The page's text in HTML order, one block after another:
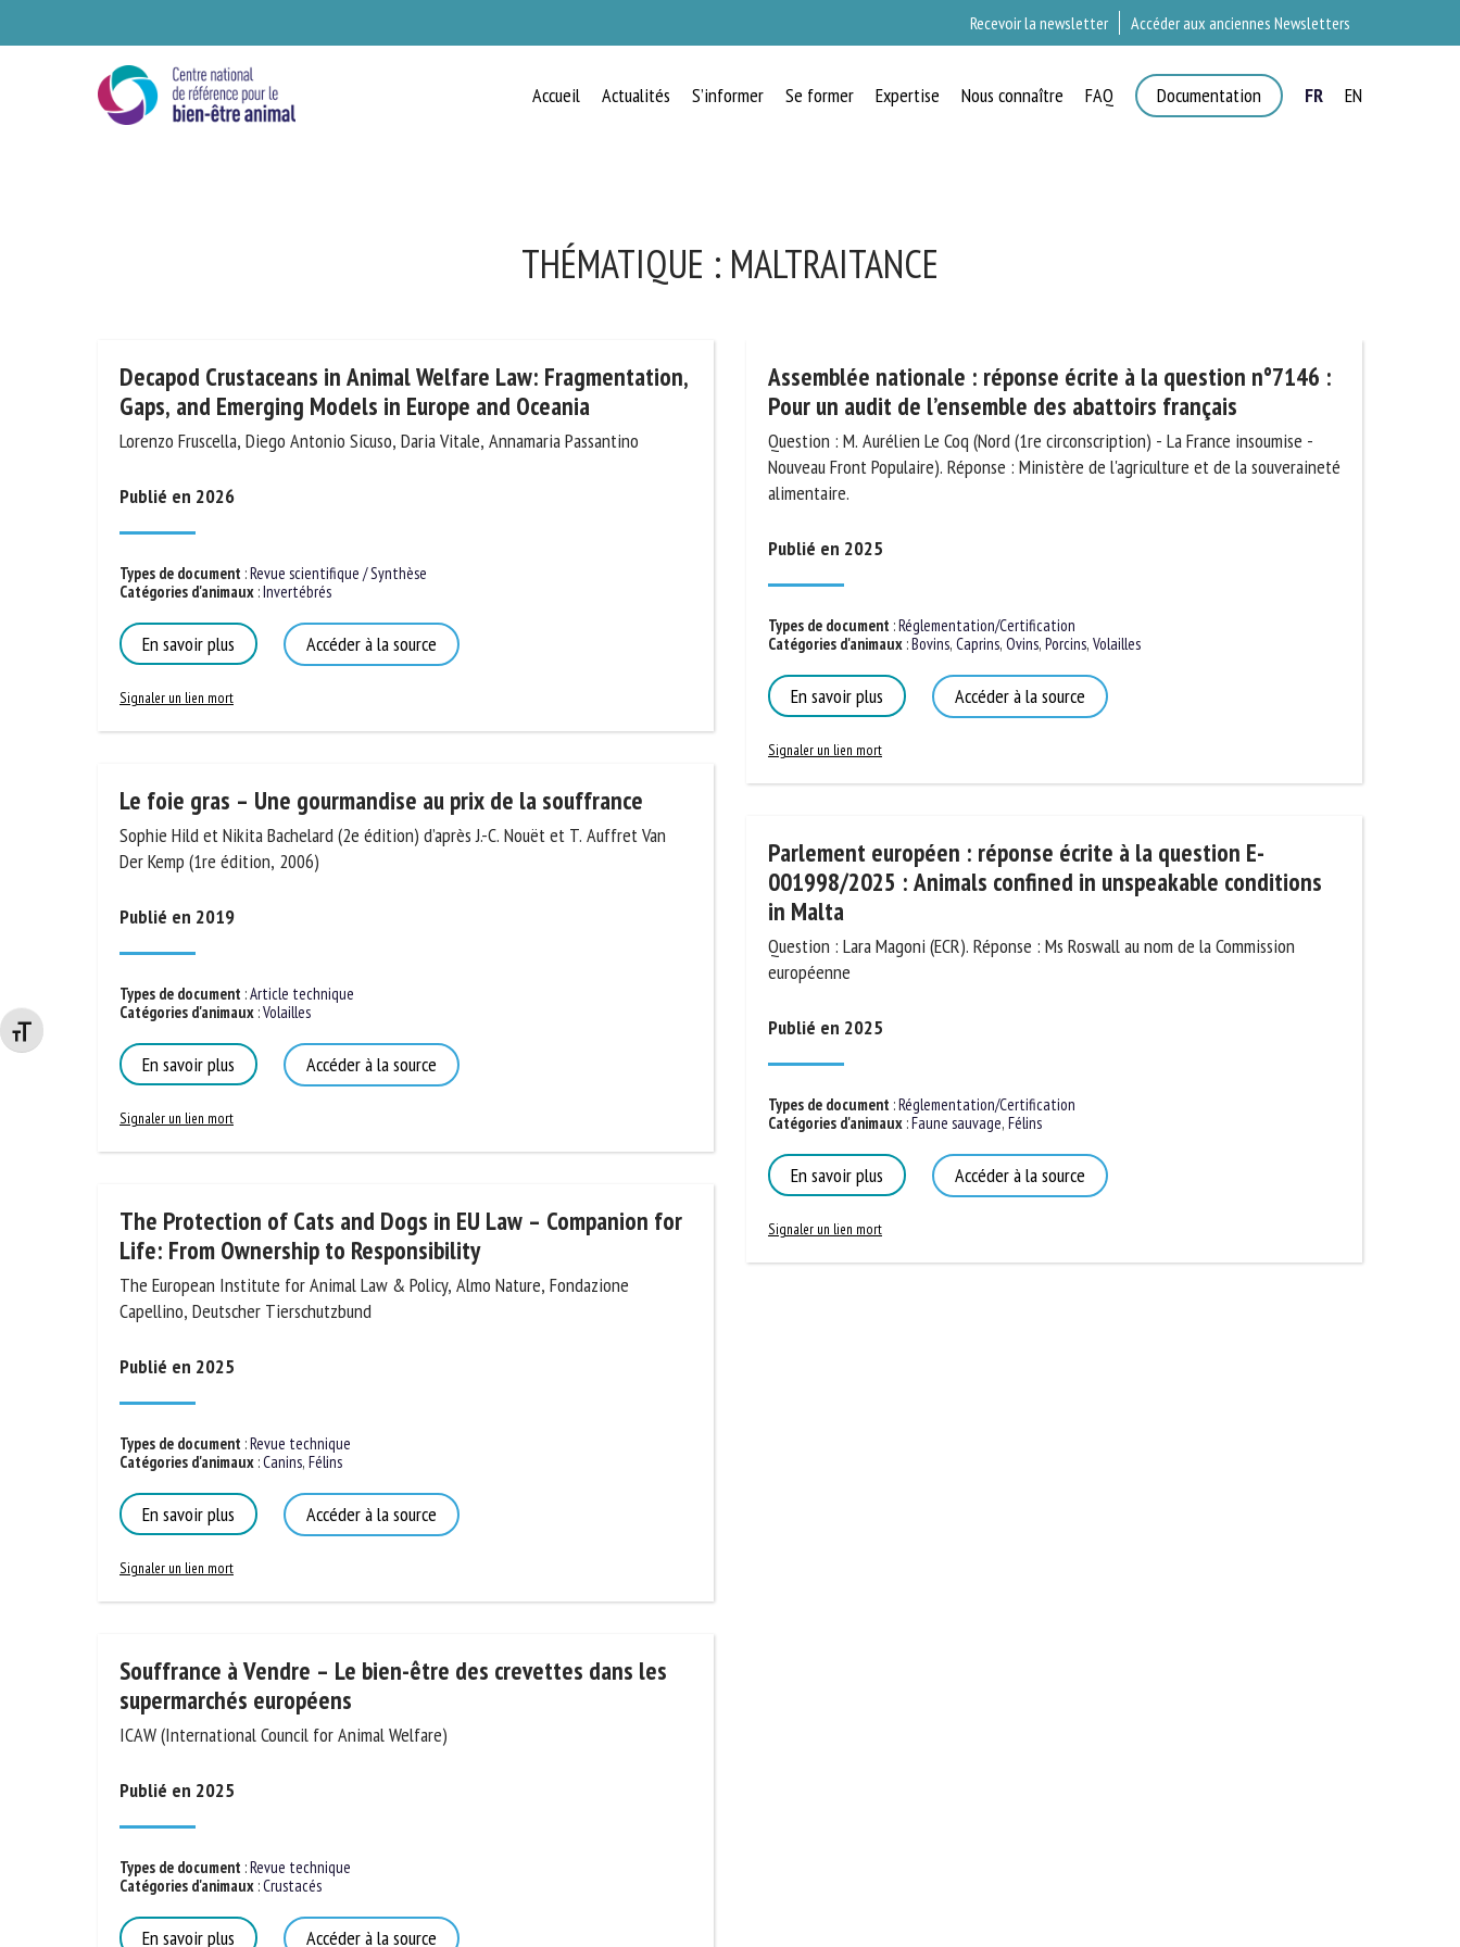
Changer la taille de la police
Recevoir la newsletter Accéder aux anciennes Newsletters
Accueil Actualités S’informer Se former Expertise Nous connaître FAQ Documentation FR EN
THÉMATIQUE : MALTRAITANCE
Decapod Crustaceans in Animal Welfare Law:
Fragmentation, Gaps, and Emerging Models in Europe and
Oceania
Publié en 2026
Types de document:Revue scientifique / Synthèse
Catégories d'animaux
Invertébrés
En savoir plus Accéder à la source
Signaler un lien mort
Le foie gras – Une gourmandise au prix de la souffrance
Sophie Hild et Nikita Bachelard (2e édition) d’après J.-C. Nouët et T. Auffret Van
Publié en 2019
Types de document:Article technique
Catégories d'animaux
Volailles
En savoir plus Accéder à la source
Signaler un lien mort
The Protection of Cats and Dogs in EU Law – Companion for
Life: From Ownership to Responsibility
The European Institute for Animal Law & Policy, Almo Nature, Fondazione
Publié en 2025
Types de document:Revue technique
Catégories d'animaux
Canins,Félins
En savoir plus Accéder à la source
Signaler un lien mort
Souffrance à Vendre – Le bien-être des crevettes dans les
supermarchés européens
Publié en 2025
Types de document:Revue technique
Catégories d'animaux
Crustacés
Assemblée nationale : réponse écrite à la question n°7146 :
Pour un audit de l’ensemble des abattoirs français
Question : M. Aurélien Le Coq (Nord (1re circonscription) - La France insoumise -
Nouveau Front Populaire). Réponse : Ministère de l'agriculture et de la
souveraineté alimentaire.
Publié en 2025
Types de document: Réglementation/Certification
Catégories d'animaux: Bovins,Caprins,Ovins,Porcins,Volailles
En savoir plus Accéder à la source
Signaler un lien mort
Parlement européen : réponse écrite à la question E-
001998/2025 : Animals confined in unspeakable conditions
in Malta
Question : Lara Magoni (ECR). Réponse : Ms Roswall au nom de la Commission
européenne
Publié en 2025
Types de document: Réglementation/Certification
Catégories d'animaux: Faune sauvage,Félins
En savoir plus Accéder à la source
Signaler un lien mort
BIEN-ÊTRE ANIMAL
Veuillez remplir le formulaire ci-dessous pour vous inscrire à notre newsletter :
En soumettant ce formulaire, j'accepte que les informations saisies soient
utilisées dans le cadre de la relation avec le CNR BEA. *